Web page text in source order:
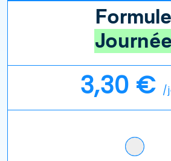
Formule
Journée
3,30 € /